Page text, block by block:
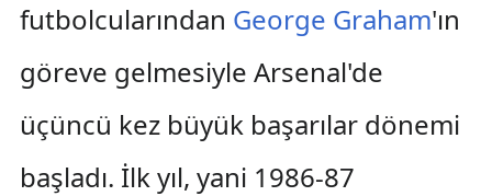
futbolcularından George Graham'ın
göreve gelmesiyle Arsenal'de
üçüncü kez büyük başarılar dönemi
başladı. İlk yıl, yani 1986-87